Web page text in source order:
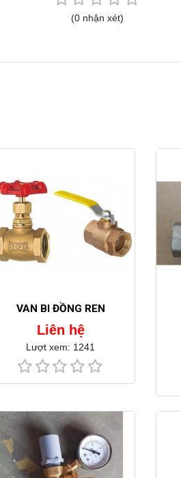
(0 nhận xét)
VAN BI ĐỒNG REN
Liên hệ
Lượt xem: 1241